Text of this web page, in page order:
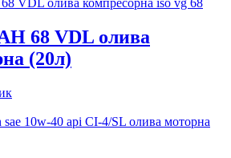
68 VDL олива
(20л)